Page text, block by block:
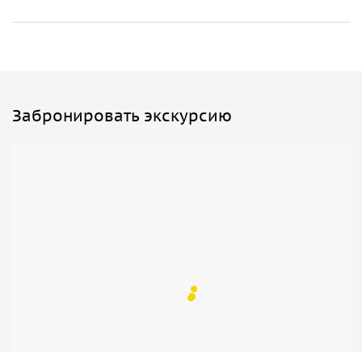
Забронировать экскурсию